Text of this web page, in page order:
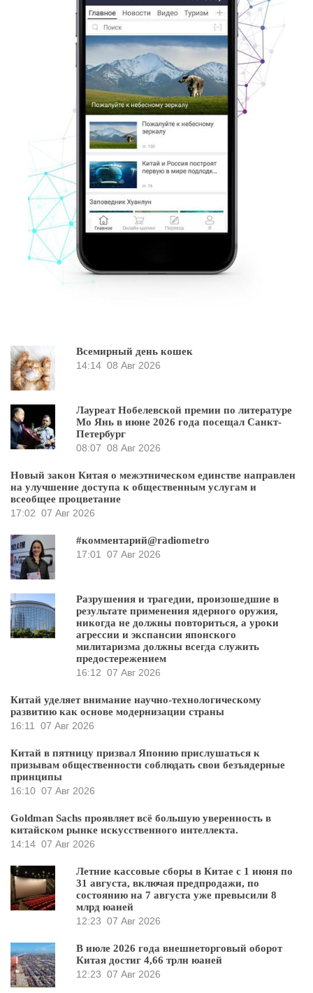
Всемирный день кошек
14:14 08 Авг 2026
Лауреат Нобелевской премии по литературе
Мо Янь в июне 2026 года посещал Санкт-
Петербург
08:07 08 Авг 2026
Новый закон Китая о межэтническом единстве направлен
на улучшение доступа к общественным услугам и
всеобщее процветание
17:02 07 Авг 2026
#комментарий@radiometro
17:01 07 Авг 2026
Разрушения и трагедии, произошедшие в
результате применения ядерного оружия,
никогда не должны повториться, а уроки
агрессии и экспансии японского
милитаризма должны всегда служить
предостережением
16:12 07 Авг 2026
Китай уделяет внимание научно-технологическому
развитию как основе модернизации страны
16:11 07 Авг 2026
Китай в пятницу призвал Японию прислушаться к
призывам общественности соблюдать свои безъядерные
принципы
16:10 07 Авг 2026
Goldman Sachs проявляет всё большую уверенность в
китайском рынке искусственного интеллекта.
14:14 07 Авг 2026
Летние кассовые сборы в Китае с 1 июня по
31 августа, включая предпродажи, по
состоянию на 7 августа уже превысили 8
млрд юаней
12:23 07 Авг 2026
В июле 2026 года внешнеторговый оборот
Китая достиг 4,66 трлн юаней
12:23 07 Авг 2026